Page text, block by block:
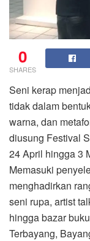
0
SHARES
Seni kerap
tidak dalam
warna, dan
diusung Festival
24 April hingga 3
Memasuki
menghadirkan
seni rupa, artist
hingga bazar
Terbayang,